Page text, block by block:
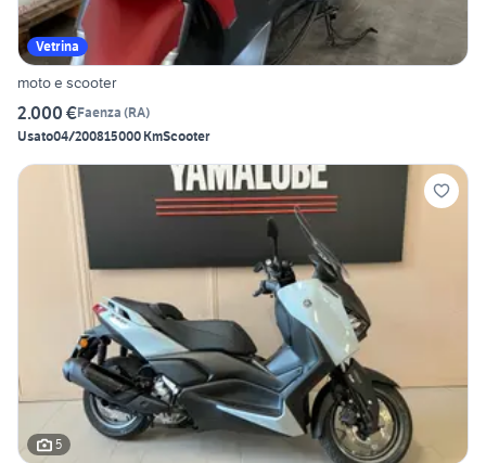
Vetrina
moto e scooter
2.000 €Faenza (RA)
Usato04/200815000 KmScooter
5